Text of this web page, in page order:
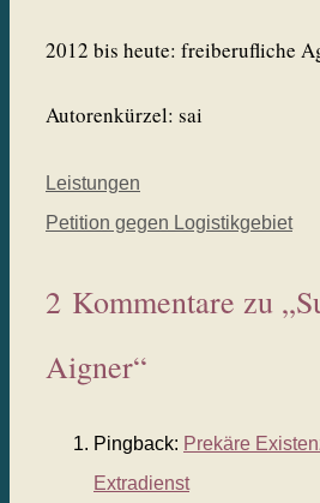
2012 bis heute: freiberufliche
Autorenkürzel: sai
Leistungen
Petition gegen Logistikgebiet
2 Kommentare zu
Aigner“
Pingback: Prekäre
Extradienst